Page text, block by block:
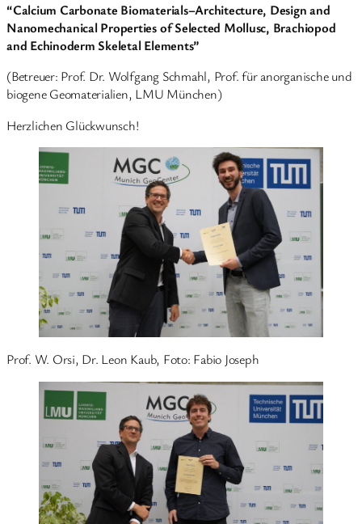
“Calcium Carbonate Biomaterials–Architecture, Design and
Nanomechanical Properties of Selected Mollusc, Brachiopod
and Echinoderm Skeletal Elements”
(Betreuer: Prof. Dr. Wolfgang Schmahl, Prof. für anorganische und
biogene Geomaterialien, LMU München)
Herzlichen Glückwunsch!
Prof. W. Orsi, Dr. Leon Kaub, Foto: Fabio Joseph